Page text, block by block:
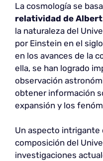
La cosmología se
relatividad de
la naturaleza del
por Einstein en el
en los avances de la
ella, se han logrado
observación
obtener información
expansión y los
Un aspecto intrigante
composición del
investigaciones